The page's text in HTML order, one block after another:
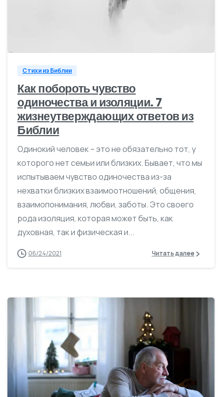
Стихи из Библии
Как побороть чувство
одиночества и изоляции. 7
жизнеутверждающих ответов из
Библии
Одинокий человек – это не обязательно тот, у
которого нет семьи или близких. Бывает, что мы
испытываем чувство одиночества из-за
нехватки близких взаимоотношений, общения,
взаимопонимания, любви, заботы. Это своего
рода изоляция, которая может быть, как
духовная, так и физическая и...
06/24/2021 Читать далее